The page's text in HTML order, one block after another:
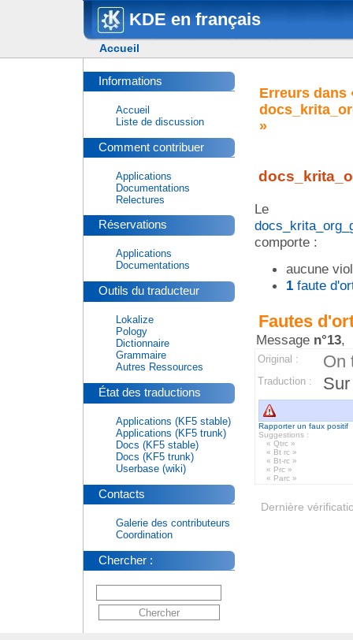
KDE en français
Accueil
Erreurs dans
»
comporte :
aucune
1 faute
Fautes
Message n°13,
Original : On
Traduction :
Rapporter un faux positif
Suggestions :
« Qtrc »
« Bt rc »
« Bt-rc »
« Prc »
« Parc »
Dernière
Informations
Accueil
Liste de discussion
Comment contribuer
Applications
Documentations
Relectures
Réservations
Applications
Documentations
Outils du traducteur
Lokalize
Pology
Dictionnaire
Grammaire
Autres Ressources
État des traductions
Applications (KF5 stable)
Applications (KF5 trunk)
Docs (KF5 stable)
Docs (KF5 trunk)
Userbase (wiki)
Contacts
Galerie des contributeurs
Coordination
Chercher :